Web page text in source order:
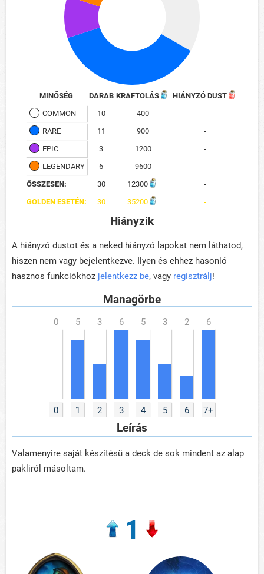
MINŐSÉG DARAB KRAFTOLÁS
HIÁNYZÓ DUST
COMMON
10 400
-
RARE
11 900
-
EPIC
3 1200
-
LEGENDARY
6 9600
-
ÖSSZESEN:
30 12300
-
GOLDEN ESETÉN:
30 35200 -
Hiányzik
A hiányzó dustot és a neked hiányzó lapokat nem láthatod,
hiszen nem vagy bejelentkezve. Ilyen és ehhez hasonló
hasznos funkciókhoz jelentkezz be, vagy regisztrálj!
Managörbe
0 1 2 3 4 5 6 7+
Leírás
Valamenyire saját készítésü a deck de sok mindent az alap
pakliról másoltam.
1